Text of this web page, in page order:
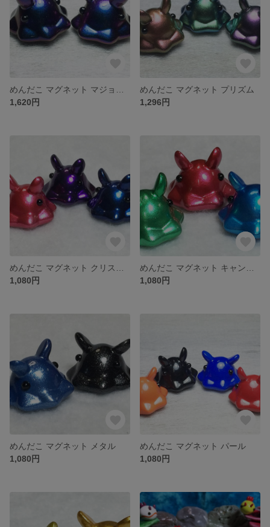
1,620円
めんだこ マグネット プリズム
1,296円
1,080円
1,080円
めんだこ マグネット メタル
1,080円
めんだこ マグネット パール
1,080円